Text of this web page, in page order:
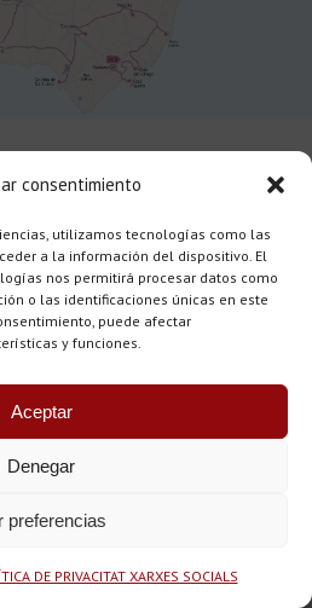
consentimiento
utilizamos tecnologías como las
a la información del dispositivo. El
nos permitirá procesar datos como
o las identificaciones únicas en este
puede afectar
y funciones.
Aceptar
Denegar
preferencias
DE PRIVACITAT XARXES SOCIALS
Disseny web: labodoni.com